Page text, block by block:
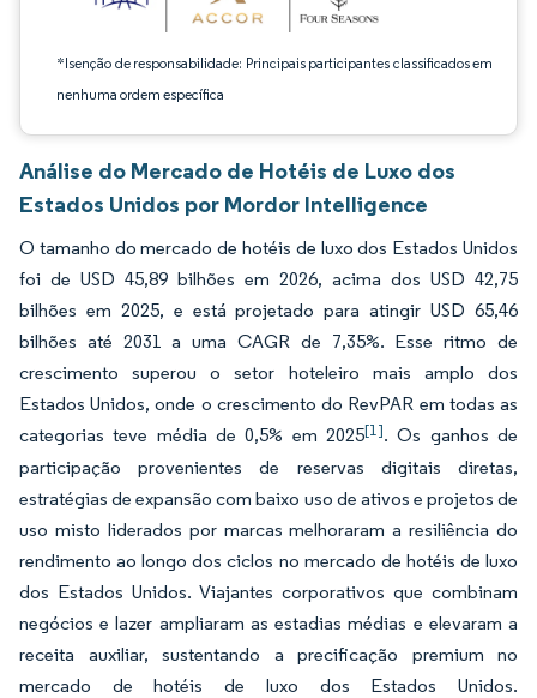
*Isenção de responsabilidade: Principais participantes classificados em
nenhuma ordem específica
Análise do Mercado de Hotéis de Luxo dos
Estados Unidos por Mordor Intelligence
O tamanho do mercado de hotéis de luxo dos Estados Unidos
foi de USD 45,89 bilhões em 2026, acima dos USD 42,75
bilhões em 2025, e está projetado para atingir USD 65,46
bilhões até 2031 a uma CAGR de 7,35%. Esse ritmo de
crescimento superou o setor hoteleiro mais amplo dos
Estados Unidos, onde o crescimento do RevPAR em todas as
categorias teve média de 0,5% em 2025[1]. Os ganhos de
participação provenientes de reservas digitais diretas,
estratégias de expansão com baixo uso de ativos e projetos de
uso misto liderados por marcas melhoraram a resiliência do
rendimento ao longo dos ciclos no mercado de hotéis de luxo
dos Estados Unidos. Viajantes corporativos que combinam
negócios e lazer ampliaram as estadias médias e elevaram a
receita auxiliar, sustentando a precificação premium no
mercado de hotéis de luxo dos Estados Unidos.